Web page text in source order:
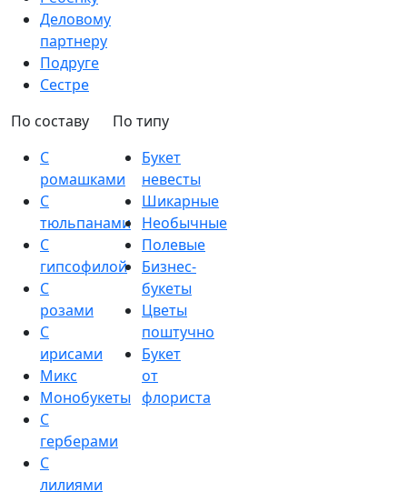
Деловому
партнеру
Подруге
Сестре
По составу
С
ромашками
С
тюльпанами
С
гипсофилой
С
розами
С
ирисами
Микс
Монобукеты
С
герберами
С
лилиями
По типу
Букет
невесты
Шикарные
Необычные
Полевые
Бизнес-
букеты
Цветы
поштучно
Букет
от
флориста